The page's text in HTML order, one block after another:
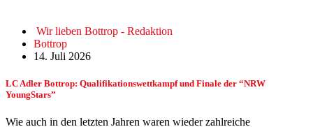
Wir lieben Bottrop - Redaktion
Bottrop
14. Juli 2026
LC Adler Bottrop: Qualifikationswettkampf und Finale der “NRW
YoungStars”
Wie auch in den letzten Jahren waren wieder zahlreiche